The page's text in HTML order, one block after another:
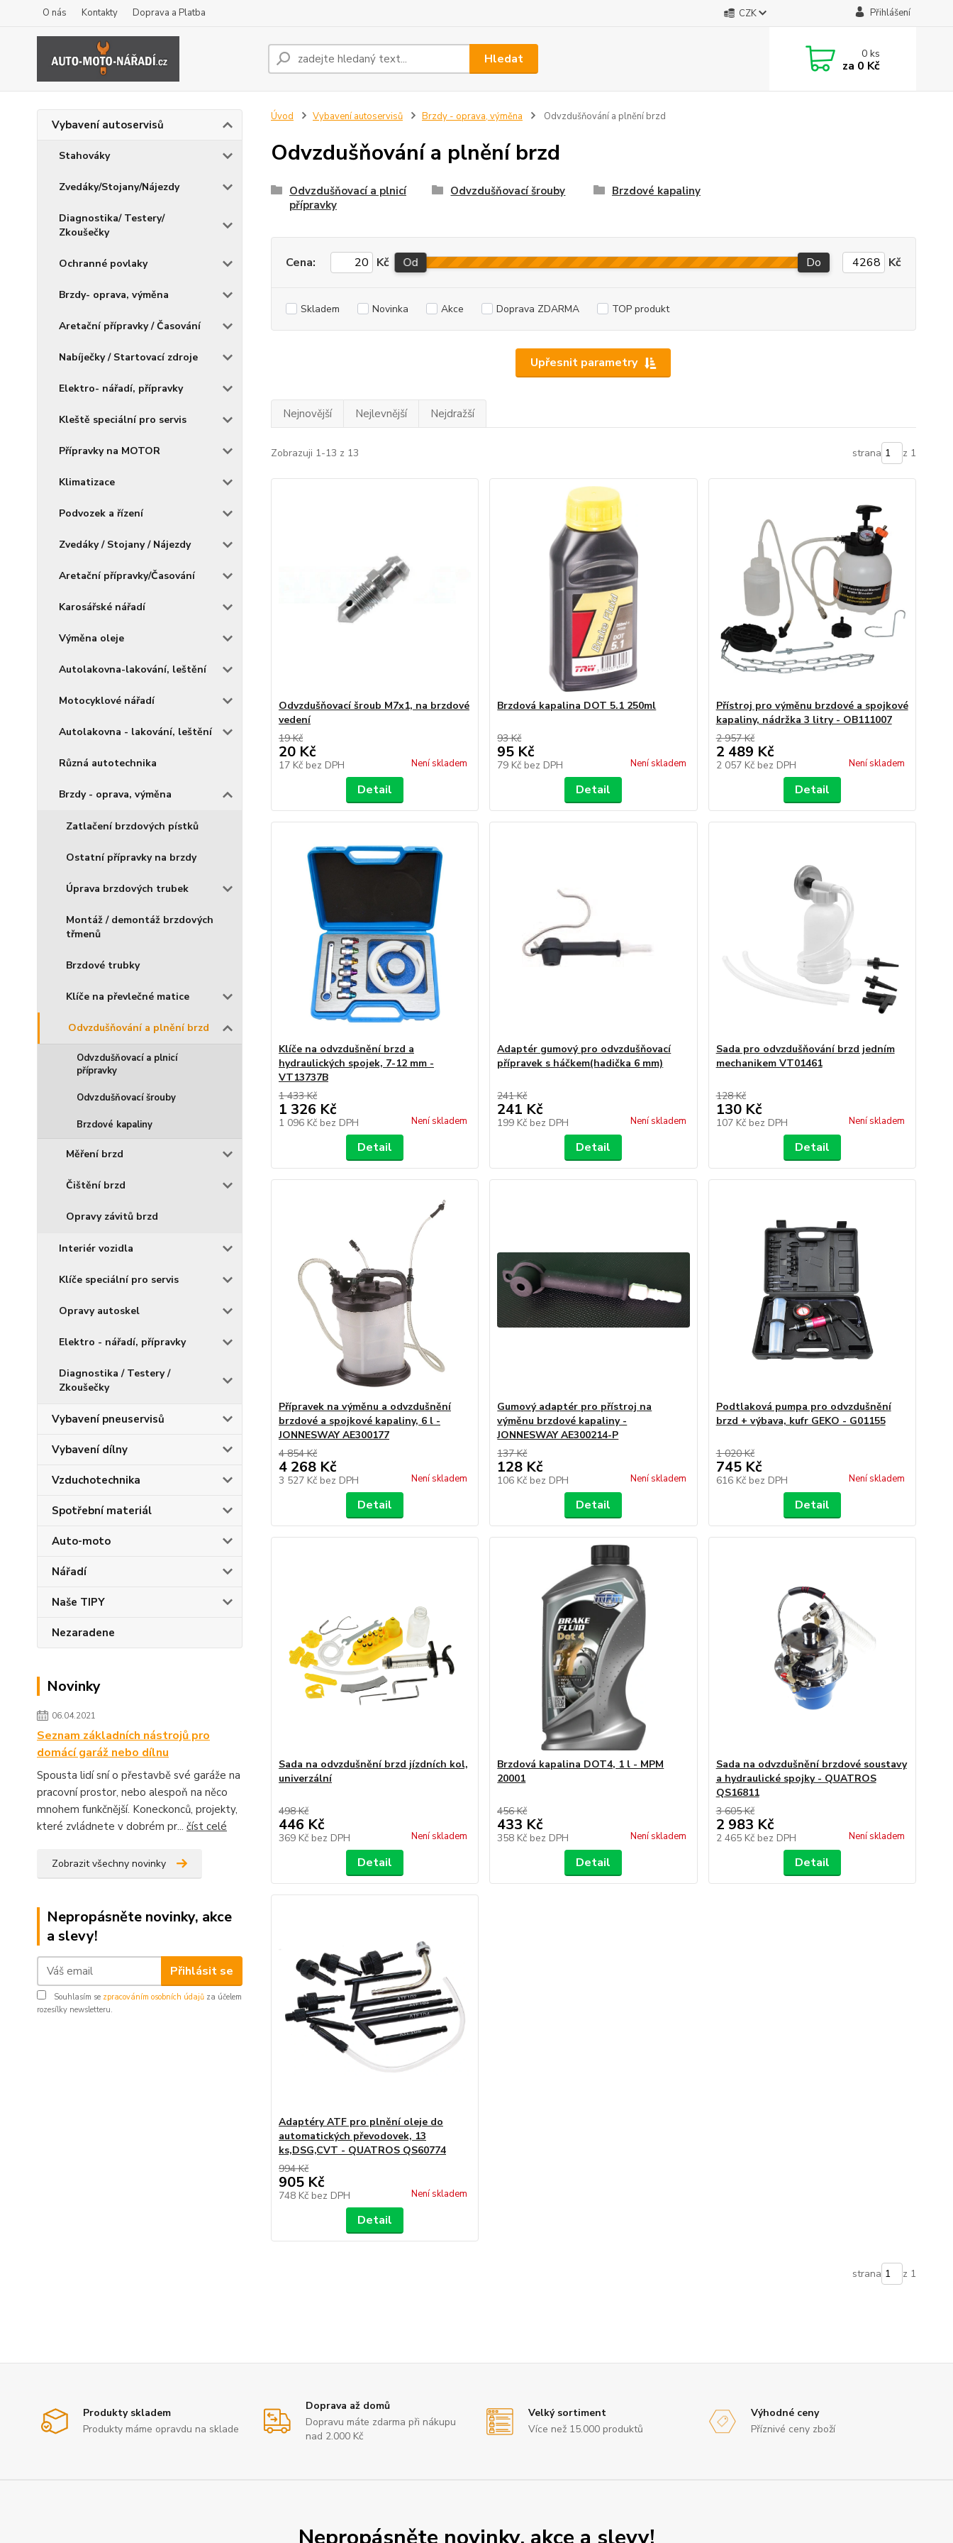
O nás Kontakty Doprava a Platba CZK Přihlášení
Hledat 0ks
za 0 Kč
Vybavení autoservisů
Stahováky
Zvedáky/Stojany/Nájezdy
Diagnostika/ Testery/
Zkoušečky
Ochranné povlaky
Brzdy- oprava, výměna
Aretační přípravky / Časování
Nabíječky / Startovací zdroje
Elektro- nářadí, přípravky
Kleště speciální pro servis
Přípravky na MOTOR
Klimatizace
Podvozek a řízení
Zvedáky / Stojany / Nájezdy
Aretační přípravky/Časování
Karosářské nářadí
Výměna oleje
Autolakovna-lakování, leštění
Motocyklové nářadí
Autolakovna - lakování, leštění
Různá autotechnika
Brzdy - oprava, výměna
Zatlačení brzdových pístků
Ostatní přípravky na brzdy
Úprava brzdových trubek
Montáž / demontáž brzdových
třmenů
Brzdové trubky
Klíče na převlečné matice
Odvzdušňování a plnění brzd
Odvzdušňovací a plnicí
přípravky
Odvzdušňovací šrouby
Brzdové kapaliny
Měření brzd
Čištění brzd
Opravy závitů brzd
Interiér vozidla
Klíče speciální pro servis
Opravy autoskel
Elektro - nářadí, přípravky
Diagnostika / Testery /
Zkoušečky
Vybavení pneuservisů
Vybavení dílny
Vzduchotechnika
Spotřební materiál
Auto-moto
Nářadí
Naše TIPY
Nezaradene
Novinky
06.04.2021
Seznam základních nástrojů pro
domácí garáž nebo dílnu
Spousta lidí sní o přestavbě své garáže na
pracovní prostor, nebo alespoň na něco
mnohem funkčnější. Koneckonců, projekty,
které zvládnete v dobrém pr... číst celé
Zobrazit všechny novinky
Nepropásněte novinky, akce
a slevy!
Přihlásit se
Souhlasím se zpracováním osobních údajů za účelem
rozesílky newsletteru.
Úvod Vybavení autoservisů Brzdy - oprava, výměna Odvzdušňování a plnění brzd
Odvzdušňování a plnění brzd
Odvzdušňovací a plnicí
přípravky
Odvzdušňovací šrouby Brzdové kapaliny
Upřesnit parametry
Cena: Kč Od Do Kč
Skladem Novinka Akce Doprava ZDARMA TOP produkt
Nejnovější Nejlevnější Nejdražší
Zobrazuji 1-13 z 13 strana z 1
Odvzdušňovací šroub M7x1, na brzdové
vedení
19 Kč
20 Kč
17 Kč bez DPH Není skladem
Detail
Brzdová kapalina DOT 5.1 250ml
93 Kč
95 Kč
79 Kč bez DPH Není skladem
Detail
Přístroj pro výměnu brzdové a spojkové
kapaliny, nádržka 3 litry - OB111007
2 957 Kč
2 489 Kč
2 057 Kč bez DPH Není skladem
Detail
Klíče na odvzdušnění brzd a
hydraulických spojek, 7-12 mm -
VT13737B
1 433 Kč
1 326 Kč
1 096 Kč bez DPH Není skladem
Detail
Adaptér gumový pro odvzdušňovací
přípravek s háčkem(hadička 6 mm)
241 Kč
241 Kč
199 Kč bez DPH Není skladem
Detail
Sada pro odvzdušňování brzd jedním
mechanikem VT01461
128 Kč
130 Kč
107 Kč bez DPH Není skladem
Detail
Přípravek na výměnu a odvzdušnění
brzdové a spojkové kapaliny, 6 l -
JONNESWAY AE300177
4 854 Kč
4 268 Kč
3 527 Kč bez DPH Není skladem
Detail
Gumový adaptér pro přístroj na
výměnu brzdové kapaliny -
JONNESWAY AE300214-P
137 Kč
128 Kč
106 Kč bez DPH Není skladem
Detail
Podtlaková pumpa pro odvzdušnění
brzd + výbava, kufr GEKO - G01155
1 020 Kč
745 Kč
616 Kč bez DPH Není skladem
Detail
Sada na odvzdušnění brzd jízdních kol,
univerzální
498 Kč
446 Kč
369 Kč bez DPH Není skladem
Detail
Brzdová kapalina DOT4, 1 l - MPM
20001
456 Kč
433 Kč
358 Kč bez DPH Není skladem
Detail
Sada na odvzdušnění brzdové soustavy
a hydraulické spojky - QUATROS
QS16811
3 605 Kč
2 983 Kč
2 465 Kč bez DPH Není skladem
Detail
Adaptéry ATF pro plnění oleje do
automatických převodovek, 13
ks,DSG,CVT - QUATROS QS60774
994 Kč
905 Kč
748 Kč bez DPH Není skladem
Detail
strana z 1
Produkty skladem
Produkty máme opravdu na sklade
Doprava až domů
Dopravu máte zdarma při nákupu
nad 2.000 Kč
Velký sortiment
Více než 15.000 produktů
Výhodné ceny
Příznivé ceny zboží